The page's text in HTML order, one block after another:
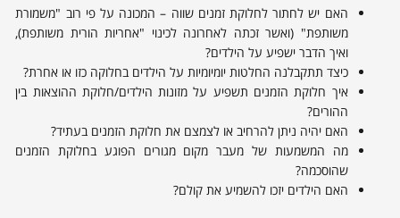
האם יש לחתור לחלוקת זמנים שווה – המכונה על פי רוב "משמורת
משותפת" (ואשר זכתה לאחרונה לכינוי "אחריות הורית משותפת),
ואיך הדבר ישפיע על הילדים?
כיצד תתקבלנה החלטות יומיומיות על הילדים בחלוקה כזו או אחרת?
איך חלוקת הזמנים תשפיע על מזונות הילדים/חלוקת ההוצאות בין
ההורים?
האם יהיה ניתן להרחיב או לצמצם את חלוקת הזמנים בעתיד?
מה המשמעות של מעבר מקום מגורים הפוגע בחלוקת הזמנים
שהוסכמה?
האם הילדים יזכו להשמיע את קולם?